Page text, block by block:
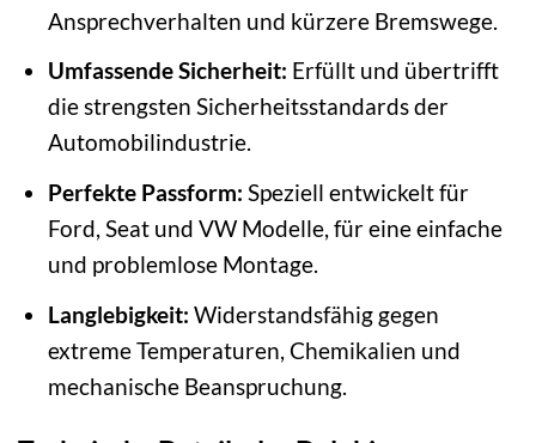
Ansprechverhalten und kürzere Bremswege.
Umfassende Sicherheit: Erfüllt und übertrifft
die strengsten Sicherheitsstandards der
Automobilindustrie.
Perfekte Passform: Speziell entwickelt für
Ford, Seat und VW Modelle, für eine einfache
und problemlose Montage.
Langlebigkeit: Widerstandsfähig gegen
extreme Temperaturen, Chemikalien und
mechanische Beanspruchung.